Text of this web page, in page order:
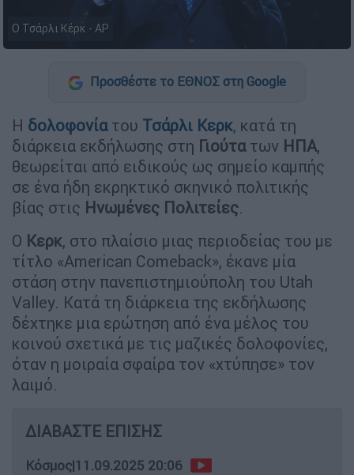
Ο Τσάρλι Κέρκ - AP
Προσθέστε το ΕΘΝΟΣ στη Google
Η δολοφονία του Τσάρλι Κερκ, κατά τη
διάρκεια εκδήλωσης στη Γιούτατων ΗΠΑ,
θεωρείται από ειδικούς ως σημείο καμπής
σε ένα ήδη εκρηκτικό σκηνικό πολιτικής
βίας στις Ηνωμένες Πολιτείες.
Ο Κερκ, στο πλαίσιο μιας περιοδείας του με
τίτλο «American Comeback», έκανε μία
στάση στην πανεπιστημιούπολη του Utah
Valley. Κατά τη διάρκεια της εκδήλωσης
δέχτηκε μια ερώτηση από ένα μέλος του
κοινού σχετικά με τις μαζικές δολοφονίες,
όταν η μοιραία σφαίρα τον «χτύπησε» τον
λαιμό.
ΔΙΑΒΑΣΤΕ ΕΠΙΣΗΣ
Κόσμος|11.09.2025 20:06